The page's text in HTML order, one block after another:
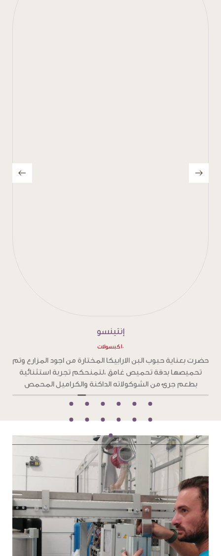
إنتينسو
١٠ كبسولات
حضرت بعناية حبوب البن الارابيكا المختارة من اجود المزارع وتم
تحميصها بدقة تحميص غامق ،لتمنحكم تجربة استثنائية
بطعم جرئ من الشوكولاته الداكنة والكراميل المحمص